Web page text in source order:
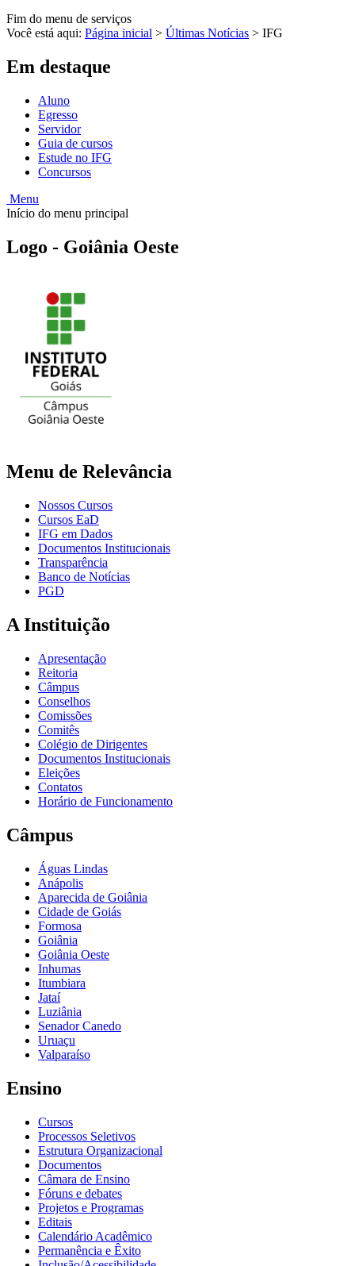
Fim do menu de serviços
Você está aqui: Página inicial > Últimas Notícias > IFG
Em destaque
Aluno
Egresso
Servidor
Guia de cursos
Estude no IFG
Concursos
Menu
Início do menu principal
Logo - Goiânia Oeste
Menu de Relevância
Nossos Cursos
Cursos EaD
IFG em Dados
Documentos Institucionais
Transparência
Banco de Notícias
PGD
A Instituição
Apresentação
Reitoria
Câmpus
Conselhos
Comissões
Comitês
Colégio de Dirigentes
Documentos Institucionais
Eleições
Contatos
Horário de Funcionamento
Câmpus
Águas Lindas
Anápolis
Aparecida de Goiânia
Cidade de Goiás
Formosa
Goiânia
Goiânia Oeste
Inhumas
Itumbiara
Jataí
Luziânia
Senador Canedo
Uruaçu
Valparaíso
Ensino
Cursos
Processos Seletivos
Estrutura Organizacional
Documentos
Câmara de Ensino
Fóruns e debates
Projetos e Programas
Editais
Calendário Acadêmico
Permanência e Êxito